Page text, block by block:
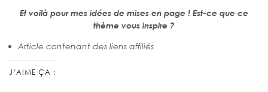
Et voilà pour mes idées de mises en page ! Est-ce que ce
thème vous inspire ?
Article contenant des liens affiliés
J’AIME ÇA :